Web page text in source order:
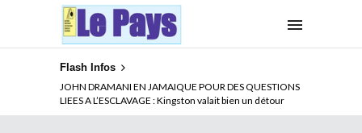
Flash Infos
JOHN DRAMANI EN JAMAIQUE POUR DES QUESTIONS
LIEES A L’ESCLAVAGE : Kingston valait bien un détour
ABSENCE PROLONGEE DE PAUL BIYA DU CAMEROUN :
Qui pilote le Cameroun ?